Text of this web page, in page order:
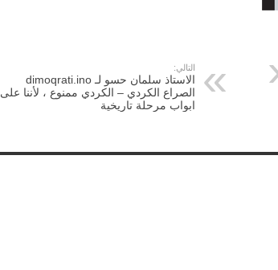
التالي:
الاستاذ سلمان حسو لـ dimoqrati.ino
الصراع الكردي – الكردي ممنوع ، لأننا على
ابواب مرحلة تاريخية